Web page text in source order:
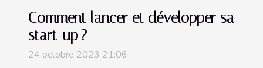
Comment lancer et développer sa
start-up ?
24 octobre 2023 21:06